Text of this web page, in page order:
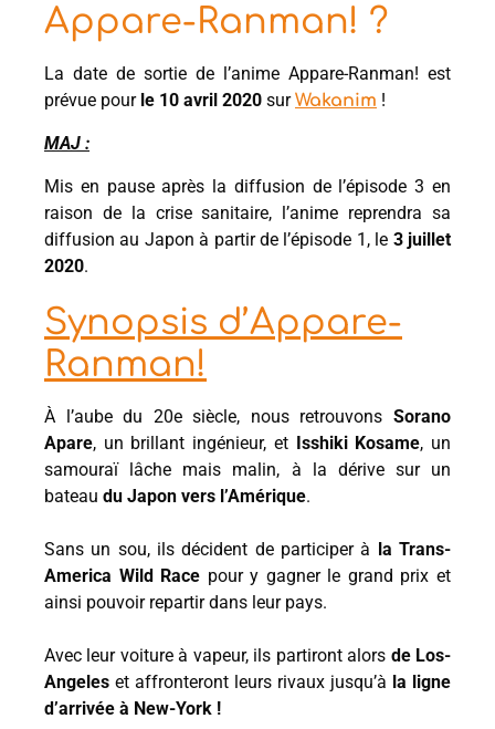
Appare-Ranman! ?
La date de sortie de l’anime Appare-Ranman! est
prévue pour le 10 avril 2020 surWakanim !
MAJ :
Mis en pause après la diffusion de l’épisode 3 en
raison de la crise sanitaire, l’anime reprendra sa
diffusion au Japon à partir de l’épisode 1, le 3 juillet
2020.
Synopsis d’Appare-
Ranman!
À l’aube du 20e siècle, nous retrouvons Sorano
Apare, un brillant ingénieur, et Isshiki Kosame, un
samouraï lâche mais malin, à la dérive sur un
bateau du Japon vers l’Amérique.
Sans un sou, ils décident de participer à la Trans-
America Wild Race pour y gagner le grand prix et
ainsi pouvoir repartir dans leur pays.
Avec leur voiture à vapeur, ils partiront alors de Los-
Angeles et affronteront leurs rivaux jusqu’à la ligne
d’arrivée à New-York !